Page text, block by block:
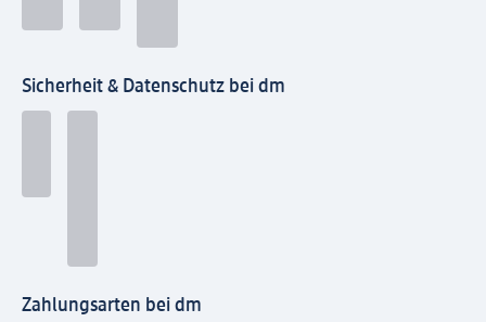
Sicherheit & Datenschutz bei dm
Zahlungsarten bei dm